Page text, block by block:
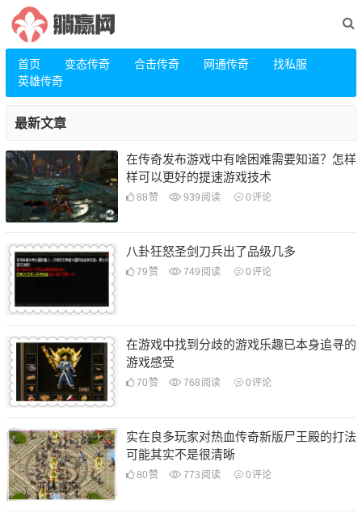
首页 变态传奇 合击传奇 网通传奇
找私服
英雄传奇
最新文章
在传奇发布游戏中有啥困难需要知道？怎样
样可以更好的提速游戏技术
88 赞 939 阅读 0评论
八卦狂怒圣剑刀兵出了品级几多
79 赞 749 阅读 0评论
在游戏中找到分歧的游戏乐趣已本身追寻的
游戏感受
70 赞 768 阅读 0评论
实在良多玩家对热血传奇新版尸王殿的打法
可能其实不是很清晰
80 赞 773 阅读 0评论